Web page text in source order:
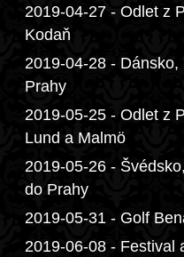
2019-04-27 - Odlet z
Kodaň
2019-04-28 -
Prahy
2019-05-25 - Odlet z
Lund a Malmö
2019-05-26 -
do Prahy
2019-05-31 - Golf
2019-06-08 - Festival